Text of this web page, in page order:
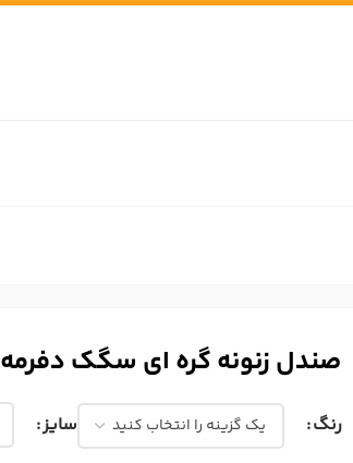
صندل زنونه گره ای سگک دفرمه ZARA
رنگ سایز